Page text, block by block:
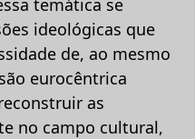
temática se
ideológicas que
de, ao mesmo
eurocêntrica
as
no campo cultural,